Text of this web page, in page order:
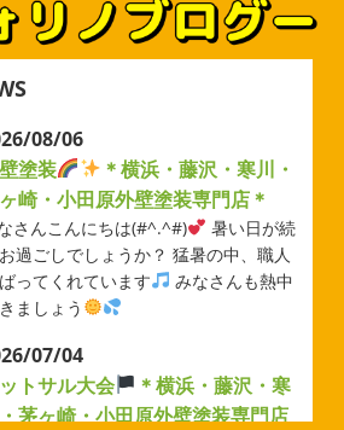
08/06
塗装
＊横浜・藤沢・寒川・
崎・小田原外壁塗装専門店＊
さんこんにちは(#^.^#)
暑い日が続
過ごしでしょうか？ 猛暑の中、職人
ってくれています
みなさんも熱中
ましょう
07/04
トサル大会
＊横浜・藤沢・寒
茅ヶ崎・小田原外壁塗装専門店